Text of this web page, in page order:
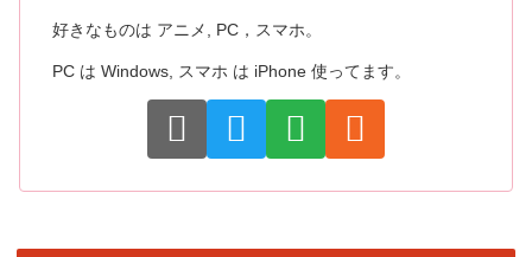
好きなものは アニメ, PC，スマホ。
PC は Windows, スマホ は iPhone 使ってます。